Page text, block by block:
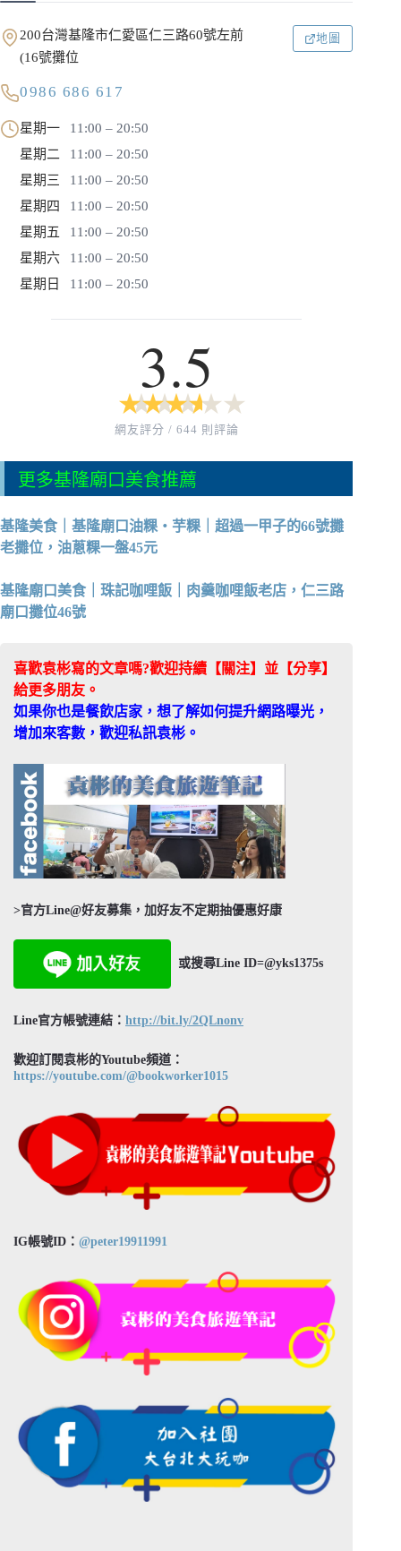
200台灣基隆市仁愛區仁三路60號左前
(16號攤位
地圖
0986 686 617
星期一
11:00 – 20:50
星期二
11:00 – 20:50
星期三
11:00 – 20:50
星期四
11:00 – 20:50
星期五
11:00 – 20:50
星期六
11:00 – 20:50
星期日
11:00 – 20:50
3.5
★
★ ★
★ ★
★ ★
★ ★
★
網友評分 / 644 則評論
更多基隆廟口美食推薦
基隆美食｜基隆廟口油粿‧芋粿｜超過一甲子的66號攤
老攤位，油蔥粿一盤45元
基隆廟口美食｜珠記咖哩飯｜肉羹咖哩飯老店，仁三路
廟口攤位46號
喜歡袁彬寫的文章嗎?歡迎持續【關注】並【分享】
給更多朋友。
如果你也是餐飲店家，想了解如何提升網路曝光，
增加來客數，歡迎私訊袁彬。
>官方Line@好友募集，加好友不定期抽優惠好康
或搜尋Line ID=@yks1375s
Line官方帳號連結： http://bit.ly/2QLnonv
歡迎訂閱袁彬的Youtube頻道：
https://youtube.com/@bookworker1015
IG帳號ID： @peter19911991